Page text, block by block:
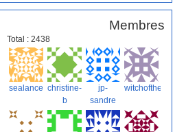
Membres
Total : 2438
sealance christine-
b
jp-
sandre
witchofthewinds